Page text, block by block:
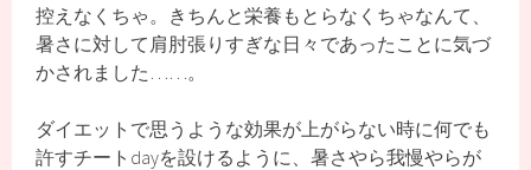
控えなくちゃ。きちんと栄養もとらなくちゃなんて、
暑さに対して肩肘張りすぎな日々であったことに気づ
かされました……。
ダイエットで思うような効果が上がらない時に何でも
許すチートdayを設けるように、暑さやら我慢やらが